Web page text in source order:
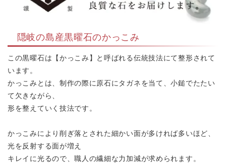
隠岐の島産黒曜石のかっこみ
この黒曜石は【かっこみ】と呼ばれる伝統技法にて整形されて
います。
かっこみとは、制作の際に原石にタガネを当て、小鎚でたたい
て欠きながら、
形を整えていく技法です。
かっこみにより削ぎ落とされた細かい面が多ければ多いほど、
光を反射する面が増え
キレイに光るので、職人の繊細な力加減が求められます。